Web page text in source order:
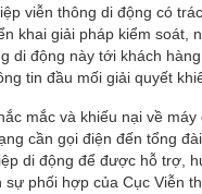
viễn thông di động có
khai giải pháp kiểm soát,
di động này tới khách
tin đầu mối giải quyết
mắc và khiếu nại về máy
cần gọi điện đến tổng
di động để được hỗ trợ,
phối hợp của Cục Viễn